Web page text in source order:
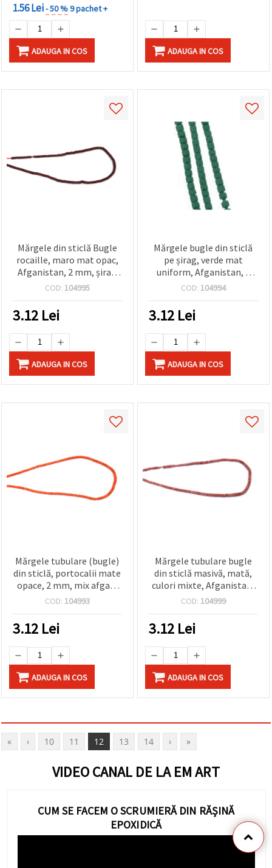
1.56 Lei- 50 %9 pachet +
ADAUGA IN COS ADAUGA IN COS
Mărgele din sticlă Bugle
rocaille, maro mat opac,
Afganistan, 2 mm, șirag
~30 cm
COD: 104995
3.12 Lei
ADAUGA IN COS
Mărgele bugle din sticlă
pe șirag, verde mat
uniform, Afganistan, 2
mm, ~30 cm
COD: 104994
3.12 Lei
ADAUGA IN COS
Mărgele tubulare (bugle)
din sticlă, portocalii mate
opace, 2 mm, mix afgan,
șirag 30 cm
COD: 104993
3.12 Lei
ADAUGA IN COS
Mărgele tubulare bugle
din sticlă masivă, mată,
culori mixte, Afganistan,
2 mm, șirag ~30 cm
COD: 104999
3.12 Lei
ADAUGA IN COS
« ‹ 10 11 12 13 14 › »
VIDEO CANAL DE LA EM ART
CUM SE FACEM O SCRUMIERĂ DIN RĂȘINĂ
EPOXIDICĂ